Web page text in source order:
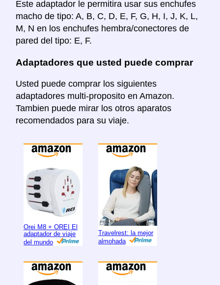
Este adaptador le permitira usar sus enchufes
macho de tipo: A, B, C, D, E, F, G, H, I, J, K, L,
M, N en los enchufes hembra/conectores de
pared del tipo: E, F.
Adaptadores que usted puede comprar
Usted puede comprar los siguientes
adaptadores multi-proposito en Amazon.
Tambien puede mirar los otros aparatos
recomendados para su viaje.
Orei M8 + OREI El
adaptador de viaje
del mundo
Travelrest: la mejor
almohada